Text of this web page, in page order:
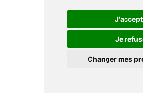
Je
Changer mes